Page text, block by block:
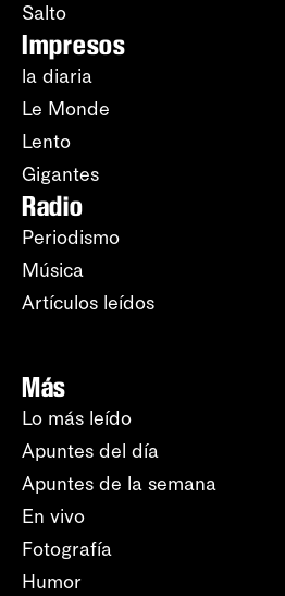
Salto
Impresos
la diaria
Le Monde
Lento
Gigantes
Radio
Periodismo
Música
Artículos leídos
Más
Lo más leído
Apuntes del día
Apuntes de la semana
En vivo
Fotografía
Humor